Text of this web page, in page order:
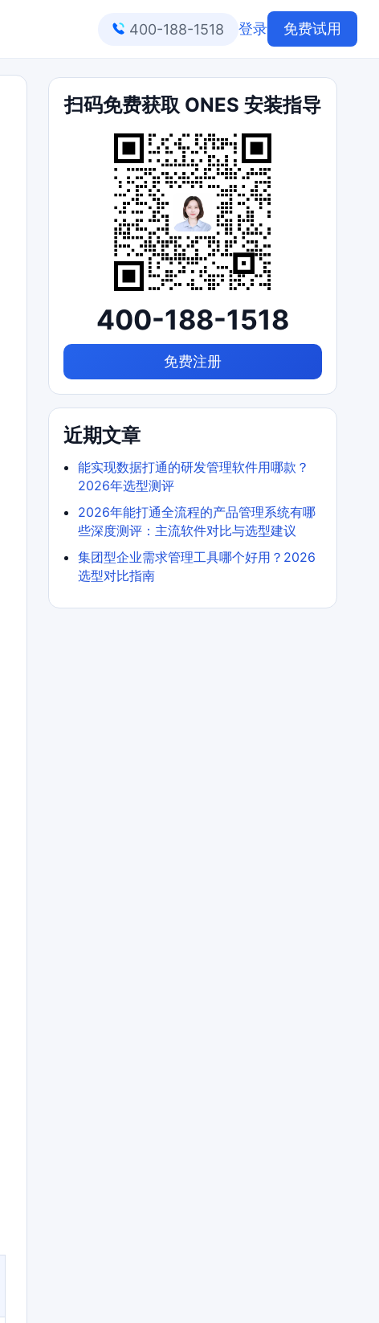
400-188-1518 登录 免费试用
扫码免费获取 ONES 安装指导
400-188-1518
免费注册
近期文章
能实现数据打通的研发管理软件用哪款？
2026年选型测评
2026年能打通全流程的产品管理系统有哪
些深度测评：主流软件对比与选型建议
集团型企业需求管理工具哪个好用？2026
选型对比指南